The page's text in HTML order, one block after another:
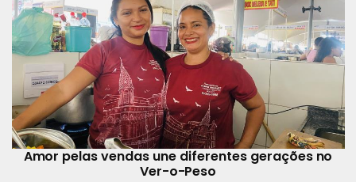
Amor pelas vendas une diferentes gerações no
Ver-o-Peso